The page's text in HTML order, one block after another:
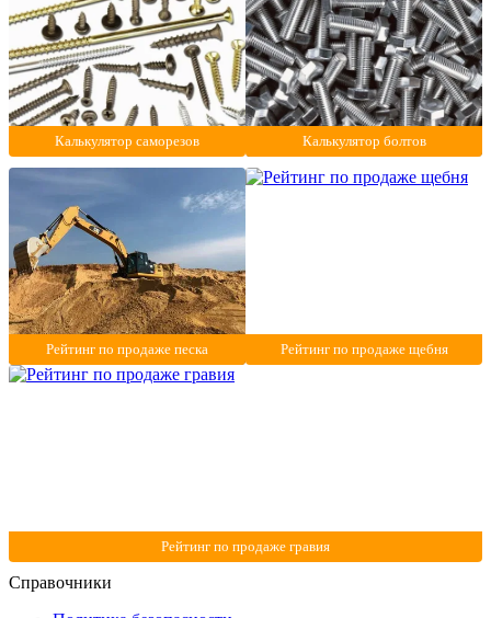
Калькулятор саморезов Калькулятор болтов
Рейтинг по продаже песка Рейтинг по продаже щебня
Рейтинг по продаже гравия
Справочники